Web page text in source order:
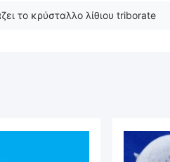
το κρύσταλλο λίθιου triborate